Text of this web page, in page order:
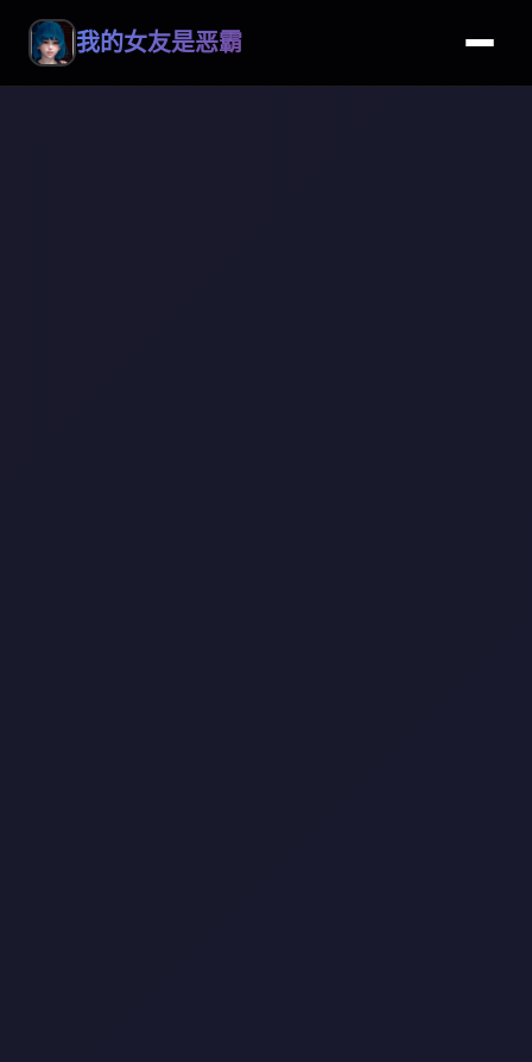
我的女友是恶霸